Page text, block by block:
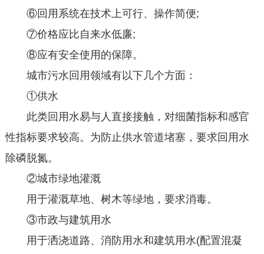
⑥回用系统在技术上可行、操作简便;
⑦价格应比自来水低廉;
⑧应有安全使用的保障。
城市污水回用领域有以下几个方面：
①供水
此类回用水易与人直接接触，对细菌指标和感官
性指标要求较高。为防止供水管道堵塞，要求回用水
除磷脱氮。
②城市绿地灌溉
用于灌溉草地、树木等绿地，要求消毒。
③市政与建筑用水
用于洒浇道路、消防用水和建筑用水(配置混凝